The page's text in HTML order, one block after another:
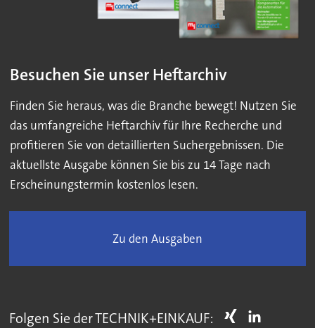
Besuchen Sie unser Heftarchiv
Finden Sie heraus, was die Branche bewegt! Nutzen Sie
das umfangreiche Heftarchiv für Ihre Recherche und
profitieren Sie von detaillierten Suchergebnissen. Die
aktuellste Ausgabe können Sie bis zu 14 Tage nach
Erscheinungstermin kostenlos lesen.
Zu den Ausgaben
Folgen Sie der TECHNIK+EINKAUF: